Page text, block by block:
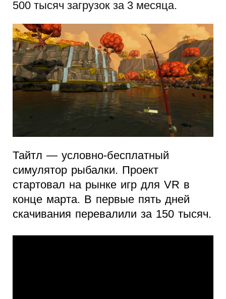
500 тысяч загрузок за 3 месяца.
Тайтл — условно-бесплатный
симулятор рыбалки. Проект
стартовал на рынке игр для VR в
конце марта. В первые пять дней
скачивания перевалили за 150 тысяч.